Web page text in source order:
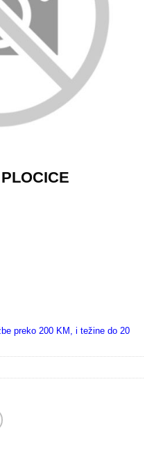
preko 200 KM, i težine do 20